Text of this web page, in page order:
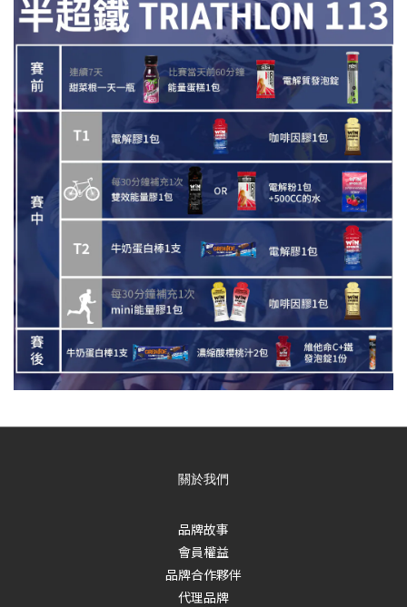
關於我們
品牌故事
會員權益
品牌合作夥伴
代理品牌